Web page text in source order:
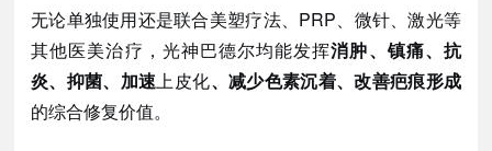
无论单独使用还是联合美塑疗法、 PRP、微针、激光等
其他医美治疗，光神巴德尔均能发挥消肿、镇痛、抗
炎、抑菌、加速上皮化、减少色素沉着、改善疤痕形成
的综合修复价值。